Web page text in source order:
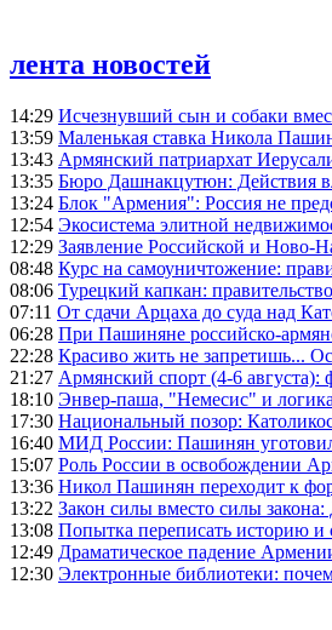
лента новостей
14:29 Исчезнувший сын и собаки
13:59 Маленькая ставка Никола
13:43 Армянский патриархат
13:35 Бюро Дашнакцутюн: Действия
13:24 Блок "Армения": Россия не
12:54 Экосистема элитной
12:29 Заявление Российской и Ново-
08:48 Курс на самоуничтожение:
08:06 Турецкий капкан:
07:11 От сдачи Арцаха до суда над
06:28 При Пашиняне российско-
22:28 Красиво жить не запретишь...
21:27 Армянский спорт (4-6 августа):
18:10 Энвер-паша, "Немесис" и
17:30 Национальный позор:
16:40 МИД России: Пашинян уготовил
15:07 Роль России в освобождении
13:36 Никол Пашинян переходит к
13:22 Закон силы вместо силы
13:08 Попытка переписать историю и
12:49 Драматическое падение
12:30 Электронные библиотеки: